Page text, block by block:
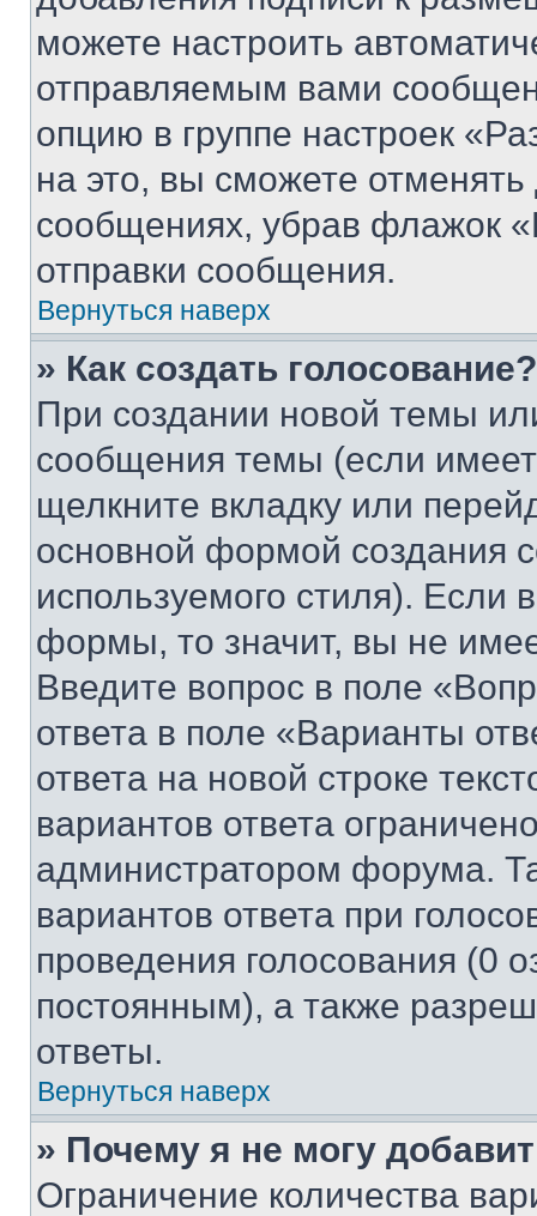
можете настроить
отправляемым вами
опцию в группе настроек
на это, вы сможете
сообщениях, убрав флажок
отправки сообщения.
Вернуться наверх
» Как создать голосование?
При создании новой темы
сообщения темы (если
щелкните вкладку или
основной формой создания
используемого стиля). Если
формы, то значит, вы не
Введите вопрос в поле
ответа в поле «Варианты
ответа на новой строке
вариантов ответа
администратором форума.
вариантов ответа при
проведения голосования (0
постоянным), а также
ответы.
Вернуться наверх
» Почему я не могу
Ограничение количества